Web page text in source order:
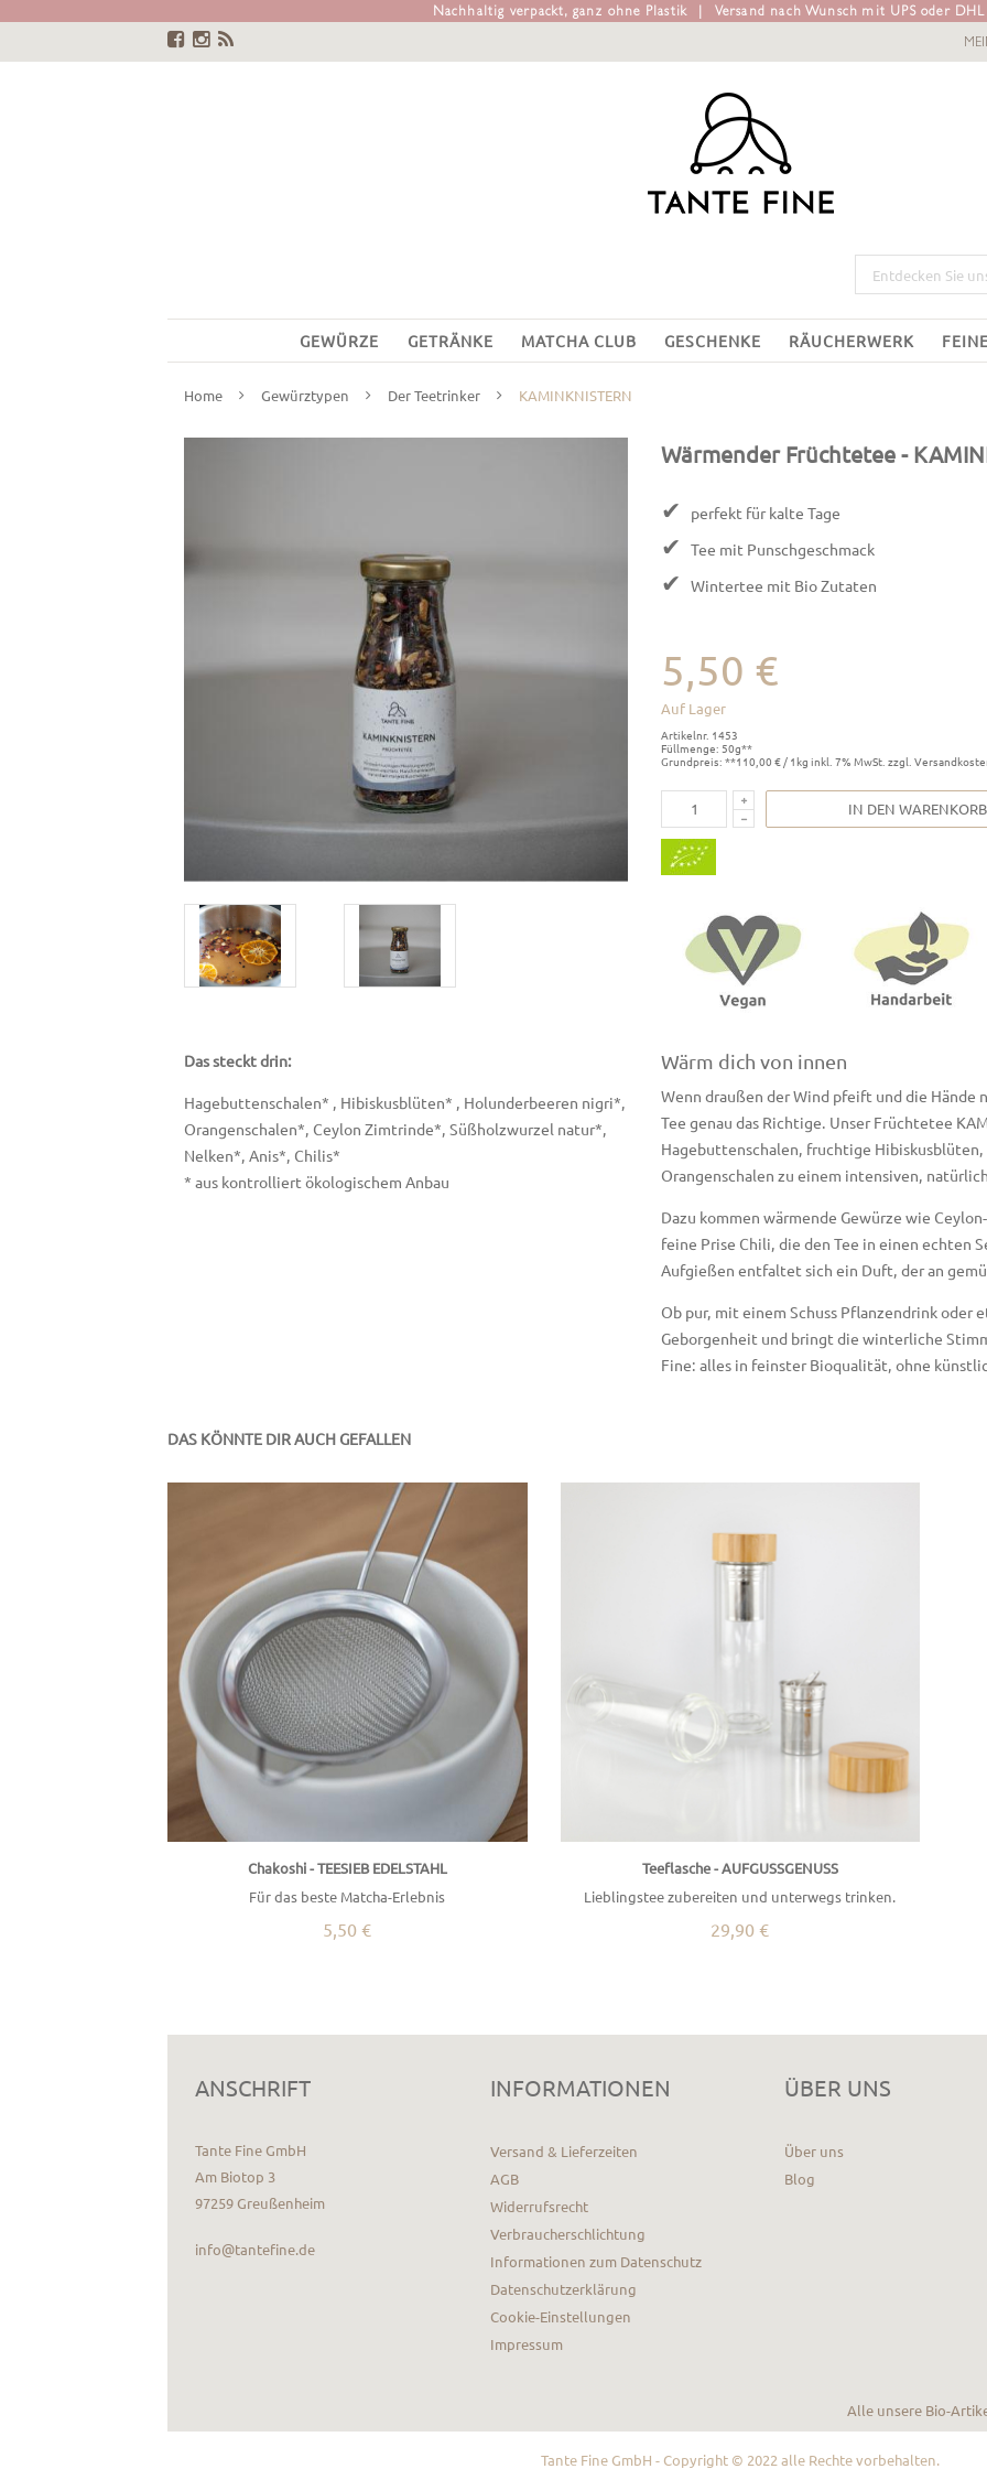
Nachhaltig verpackt, ganz ohne Plastik
Versand nach Wunsch mit UPS oder
GEWÜRZE GETRÄNKE MATCHA CLUB GESCHENKE RÄUCHERWERK
Home Gewürztypen Der Teetrinker KAMINKNISTERN
Wärmender Früchtetee -
✔ perfekt für kalte Tage
✔ Tee mit Punschgeschmack
✔ Wintertee mit Bio Zutaten
5,50 €
Auf Lager
Artikelnr. 1453
Füllmenge: 50g**
Grundpreis: **110,00 € / 1kg inkl. 7% MwSt. zzgl.
IN DEN WARENKORB
Wärm dich von innen
Wenn draußen der Wind pfeift und die Hände
Tee genau das Richtige. Unser Früchtetee
Hagebuttenschalen, fruchtige
Orangenschalen zu einem intensiven,
Dazu kommen wärmende Gewürze wie
feine Prise Chili, die den Tee in einen echten
Aufgießen entfaltet sich ein Duft, der an
Ob pur, mit einem Schuss Pflanzendrink oder
Geborgenheit und bringt die winterliche
Fine: alles in feinster Bioqualität, ohne
Das steckt drin:
Hagebuttenschalen* , Hibiskusblüten* , Holunderbeeren nigri*,
Orangenschalen*, Ceylon Zimtrinde*, Süßholzwurzel natur*,
Nelken*, Anis*, Chilis*
* aus kontrolliert ökologischem Anbau
DAS KÖNNTE DIR AUCH GEFALLEN
Chakoshi - TEESIEB EDELSTAHL
Für das beste Matcha-Erlebnis
5,50 €
Teeflasche - AUFGUSSGENUSS
Lieblingstee zubereiten und unterwegs trinken.
29,90 €
ANSCHRIFT
Tante Fine GmbH
Am Biotop 3
97259 Greußenheim
info@tantefine.de
INFORMATIONEN
Versand & Lieferzeiten
AGB
Widerrufsrecht
Verbraucherschlichtung
Informationen zum Datenschutz
Datenschutzerklärung
Cookie-Einstellungen
Impressum
ÜBER UNS
Über uns
Blog
Alle unsere Bio-
Tante Fine GmbH - Copyright © 2022 alle Rechte vorbehalten.